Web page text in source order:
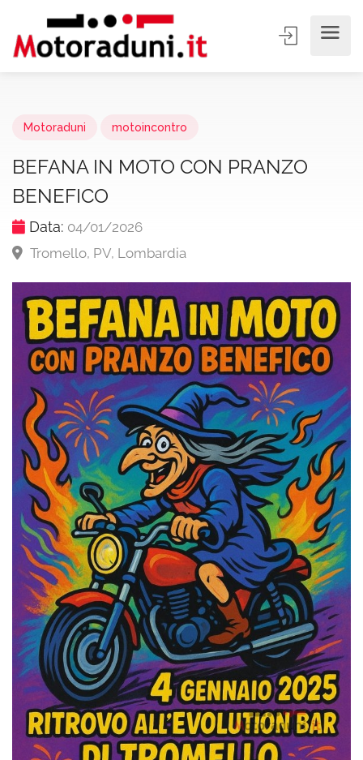
Motoraduni motoincontro
BEFANA IN MOTO CON PRANZO
BENEFICO
Data: 04/01/2026
Tromello, PV, Lombardia